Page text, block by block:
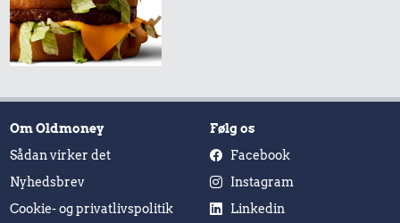
Om Oldmoney
Sådan virker det
Nyhedsbrev
Cookie- og privatlivspolitik
Følg os
Facebook
Instagram
Linkedin